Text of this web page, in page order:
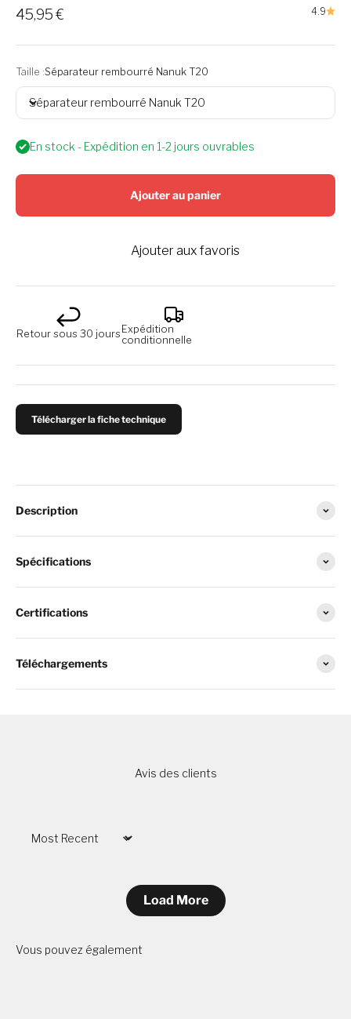
4.9
Prix soldé
45,95 €
Taille :Séparateur rembourré Nanuk T20
Séparateur rembourré Nanuk T20
En stock - Expédition en 1-2 jours ouvrables
Ajouter au panier
Ajouter aux favoris
Retour sous 30 jours Expédition
conditionnelle
Télécharger la fiche technique
Description
Spécifications
Certifications
Téléchargements
Avis des clients
Sort by
Load More
Vous pouvez également